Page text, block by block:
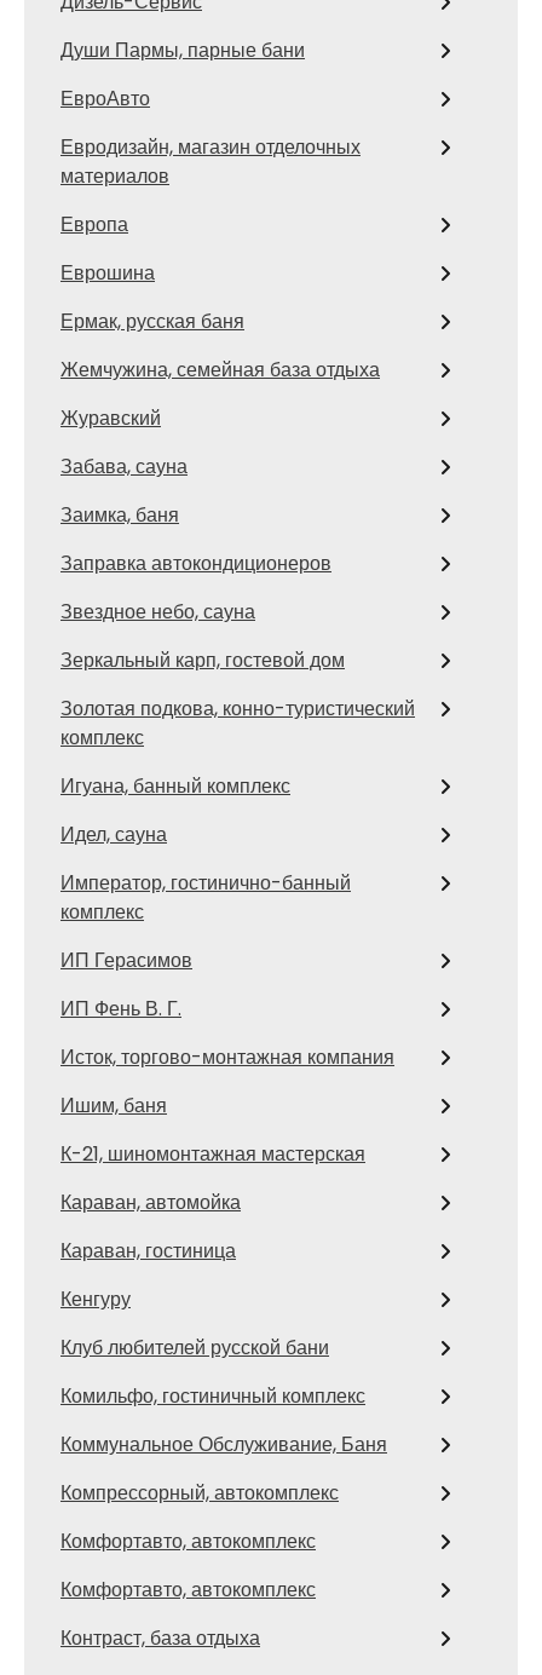
Души Пармы, парные бани
ЕвроАвто
Евродизайн, магазин отделочных
материалов
Европа
Еврошина
Ермак, русская баня
Жемчужина, семейная база отдыха
Журавский
Забава, сауна
Заимка, баня
Заправка автокондиционеров
Звездное небо, сауна
Зеркальный карп, гостевой дом
Золотая подкова, конно-туристический
комплекс
Игуана, банный комплекс
Идел, сауна
Император, гостинично-банный
комплекс
ИП Герасимов
ИП Фень В. Г.
Исток, торгово-монтажная компания
Ишим, баня
К-21, шиномонтажная мастерская
Караван, автомойка
Караван, гостиница
Кенгуру
Клуб любителей русской бани
Комильфо, гостиничный комплекс
Коммунальное Обслуживание, Баня
Компрессорный, автокомплекс
Комфортавто, автокомплекс
Комфортавто, автокомплекс
Контраст, база отдыха